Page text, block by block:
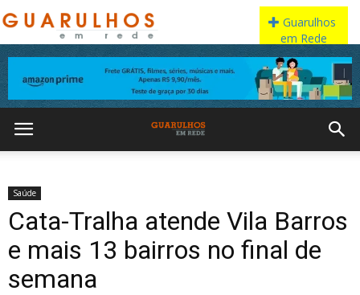
Saúde
Cata-Tralha atende Vila Barros
e mais 13 bairros no final de
semana